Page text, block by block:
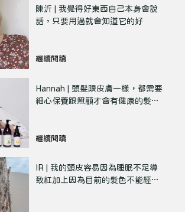
陳沂 |​ 我覺得好東西自己本身會說
繼續閱讀
Hannah | 頭髮跟皮膚一樣，都需要
細心保養跟照顧才會有健康的髮
繼續閱讀
IR | 我的頭皮容易因為睡眠不足導
致紅加上因為目前的髮色不能經常